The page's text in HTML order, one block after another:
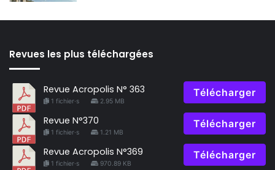
Revues les plus téléchargées
Revue Acropolis N° 363
1 fichier·s 2.95 MB
Télécharger
Revue N°370
1 fichier·s 1.21 MB
Télécharger
Revue Acropolis N°369
1 fichier·s 970.89 KB
Télécharger